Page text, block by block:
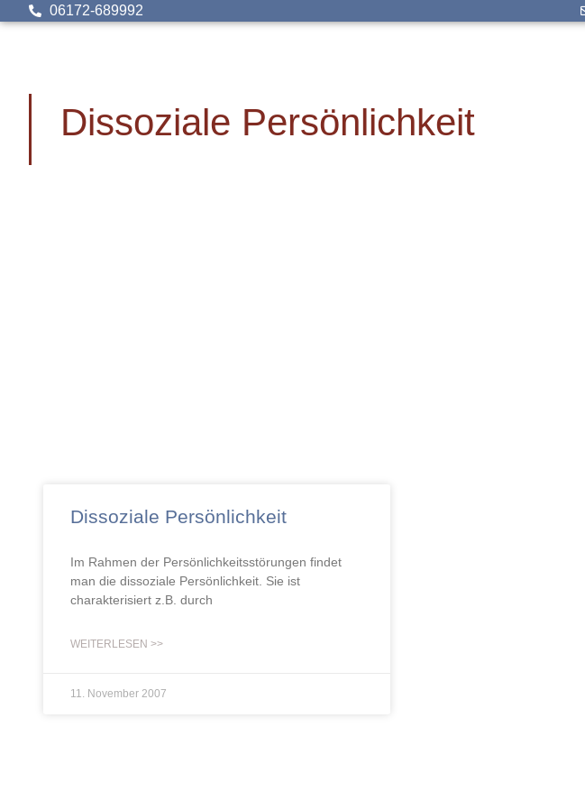
06172-689992
Dissoziale Persönlichkeit
Dissoziale Persönlichkeit
Im Rahmen der Persönlichkeitsstörungen findet
man die dissoziale Persönlichkeit. Sie ist
charakterisiert z.B. durch
WEITERLESEN >>
11. November 2007